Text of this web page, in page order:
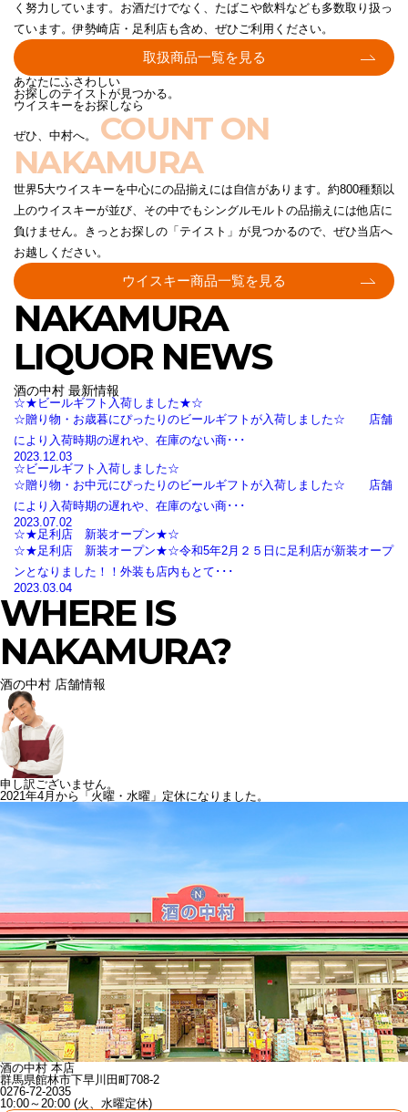
く努力しています。お酒だけでなく、たばこや飲料なども多数取り扱っ
ています。伊勢崎店・足利店も含め、ぜひご利用ください。
取扱商品一覧を見る
あなたにふさわしい
お探しのテイストが見つかる。
ウイスキーをお探しなら
ぜひ、中村へ。 COUNT ON
NAKAMURA
世界5大ウイスキーを中心にの品揃えには自信があります。約800種類以
上のウイスキーが並び、その中でもシングルモルトの品揃えには他店に
負けません。きっとお探しの「テイスト」が見つかるので、ぜひ当店へ
お越しください。
ウイスキー商品一覧を見る
NAKAMURA
LIQUOR NEWS
酒の中村 最新情報
☆★ビールギフト入荷しました★☆
☆贈り物・お歳暮にぴったりのビールギフトが入荷しました☆ 店舗
により入荷時期の遅れや、在庫のない商･･･
2023.12.03
☆ビールギフト入荷しました☆
☆贈り物・お中元にぴったりのビールギフトが入荷しました☆ 店舗
により入荷時期の遅れや、在庫のない商･･･
2023.07.02
☆★足利店 新装オープン★☆
☆★足利店 新装オープン★☆令和5年2月２５日に足利店が新装オープ
ンとなりました！！外装も店内もとて･･･
2023.03.04
WHERE IS
NAKAMURA?
酒の中村 店舗情報
申し訳ございません。
2021年4月から「火曜・水曜」定休になりました。
酒の中村 本店
群馬県館林市下早川田町708-2
0276-72-2035
10:00～20:00 (火、水曜定休)